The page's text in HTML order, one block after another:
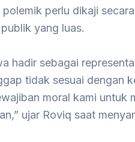
polemik perlu dikaji
yang luas.
hadir sebagai
tidak sesuai dengan
moral kami untuk
ujar Roviq saat